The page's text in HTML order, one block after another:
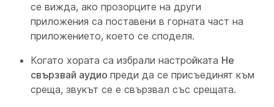
се вижда, ако прозорците на други
приложения са поставени в горната част на
приложението, което се споделя.
Когато хората са избрали настройката Не
свързвай аудио преди да се присъединят към
среща, звукът се е свързвал със срещата.